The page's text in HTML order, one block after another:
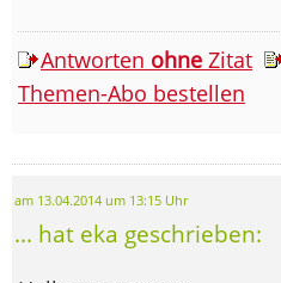
Antworten ohne Zitat
Themen-Abo bestellen
am 13.04.2014 um 13:15 Uhr
... hat eka geschrieben: